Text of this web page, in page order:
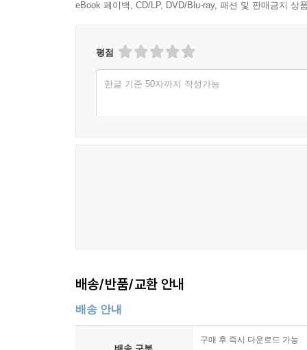
eBook 페이백, CD/LP, DVD/Blu-ray, 패션 및 판매금지 상
평점
한글 기준 50자까지 작성가능
배송/반품/교환 안내
배송 안내
구매 후 즉시 다운로드 가능